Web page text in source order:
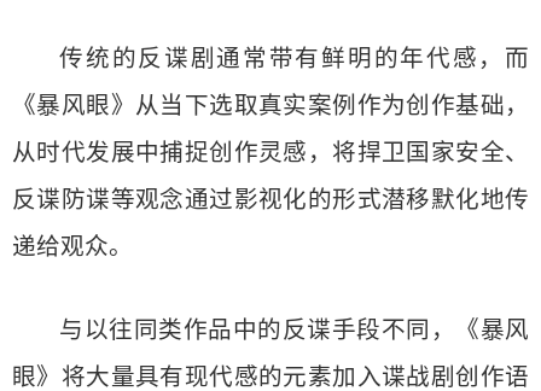
传统的反谍剧通常带有鲜明的年代感，而
《暴风眼》从当下选取真实案例作为创作基础，
从时代发展中捕捉创作灵感，将捍卫国家安全、
反谍防谍等观念通过影视化的形式潜移默化地传
递给观众。
与以往同类作品中的反谍手段不同，《暴风
眼》将大量具有现代感的元素加入谍战剧创作语